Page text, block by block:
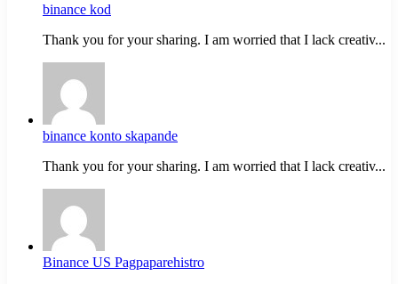
binance kod
Thank you for your sharing. I am worried that I lack creativ...
binance konto skapande
Thank you for your sharing. I am worried that I lack creativ...
Binance US Pagpaparehistro